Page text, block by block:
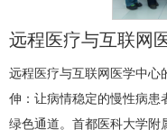
远程医疗与互联网
远程医疗与互联网医学中心
伸：让病情稳定的慢性病患
绿色通道。首都医科大学附